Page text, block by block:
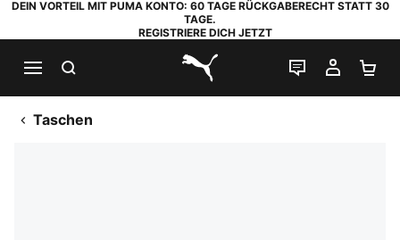
DEIN VORTEIL MIT PUMA KONTO: 60 TAGE RÜCKGABERECHT STATT 30
TAGE.
REGISTRIERE DICH JETZT
PUMA.com
LIVE-CHAT
MEIN
Taschen